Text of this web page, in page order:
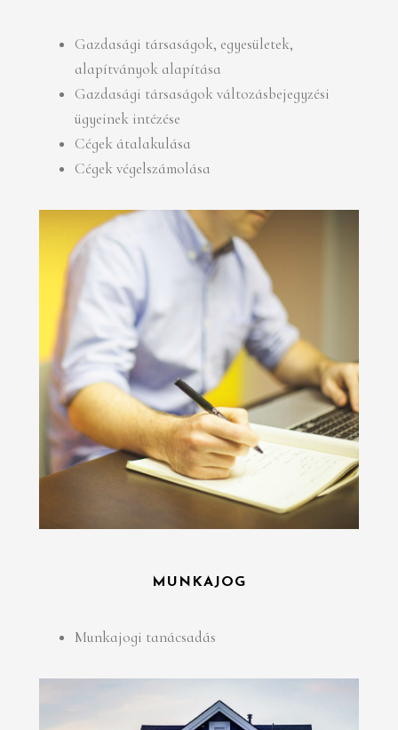
Gazdasági társaságok, egyesületek,
alapítványok alapítása
Gazdasági társaságok változásbejegyzési
ügyeinek intézése
Cégek átalakulása
Cégek végelszámolása
MUNKAJOG
Munkajogi tanácsadás